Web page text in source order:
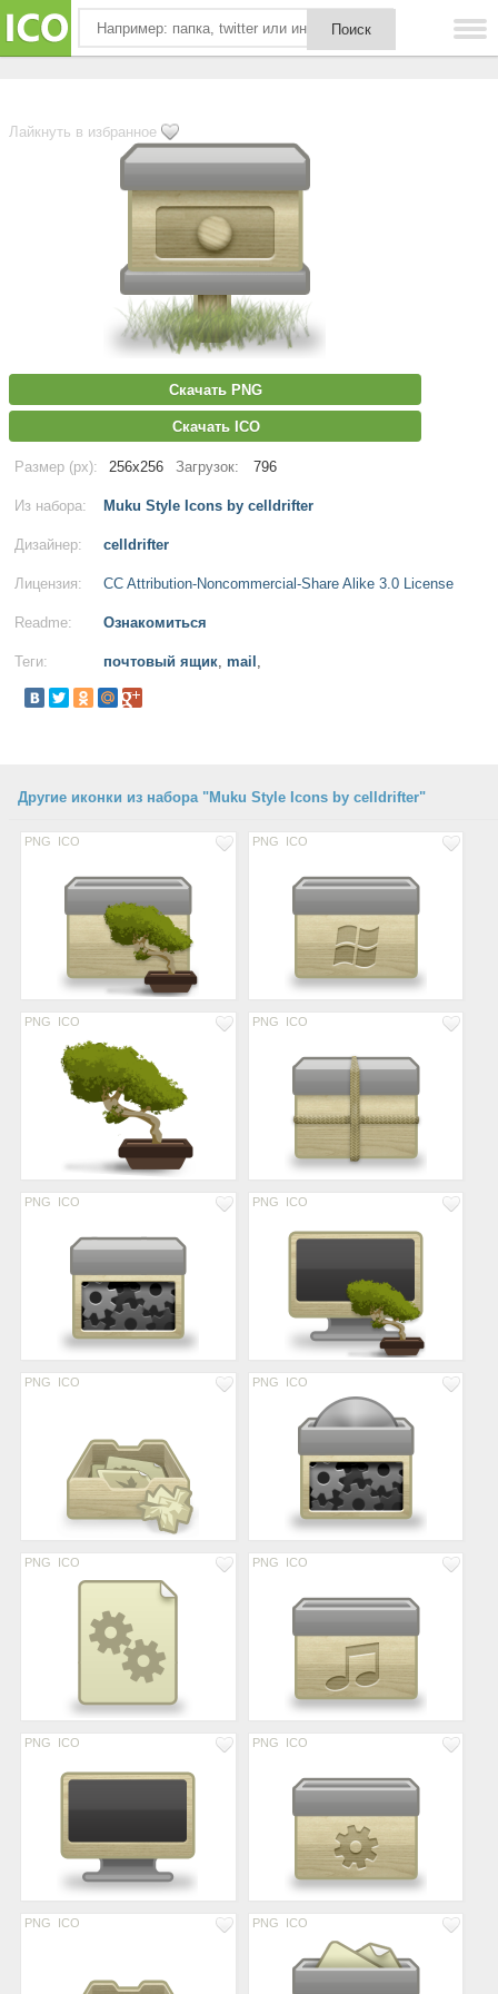
Лайкнуть в избранное
Скачать PNG
Скачать ICO
Размер (px): 256x256 Загрузок: 796
Из набора: Muku Style Icons by celldrifter
Дизайнер: celldrifter
Лицензия: CC Attribution-Noncommercial-Share Alike 3.0 License
Readme: Ознакомиться
Теги: почтовый ящик, mail ,
Другие иконки из набора "Muku Style Icons by celldrifter"
PNG ICO PNG ICO
PNG ICO PNG ICO
PNG ICO PNG ICO
PNG ICO PNG ICO
PNG ICO PNG ICO
PNG ICO PNG ICO
PNG ICO PNG ICO